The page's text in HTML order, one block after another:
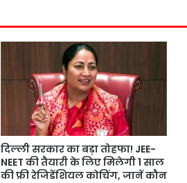
दिल्ली सरकार का बड़ा तोहफा! JEE-
NEET की तैयारी के लिए मिलेगी 1 साल
की फ्री रेजिडेंशियल कोचिंग, जानें कौन